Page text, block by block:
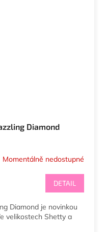
Diamond
Momentálně nedostupné
DETAIL
Diamond je novinkou
velikostech Shetty a